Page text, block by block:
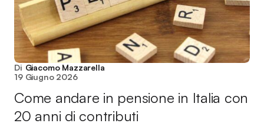
Di Giacomo Mazzarella
19 Giugno 2026
Come andare in pensione in Italia con
20 anni di contributi